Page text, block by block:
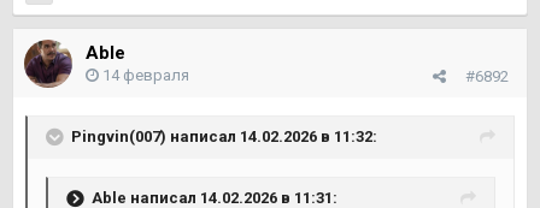
Able
#6892
14 февраля
Pingvin(007) написал 14.02.2026 в 11:32:
Able написал 14.02.2026 в 11:31: